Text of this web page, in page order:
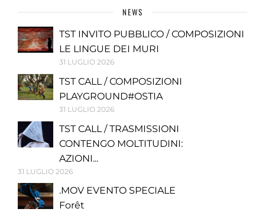
NEWS
TST INVITO PUBBLICO / COMPOSIZIONI
LE LINGUE DEI MURI
31 LUGLIO 2026
TST CALL / COMPOSIZIONI
PLAYGROUND#OSTIA
31 LUGLIO 2026
TST CALL / TRASMISSIONI
CONTENGO MOLTITUDINI:
AZIONI...
31 LUGLIO 2026
.MOV EVENTO SPECIALE
Forêt